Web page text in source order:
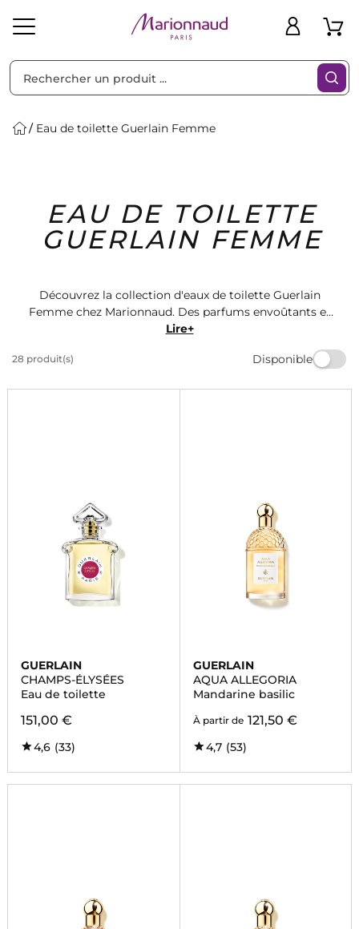
Solaire Homme Marques Idées
Cadeaux
Bons
Plans
Eau de toilette Guerlain Femme
EAU DE TOILETTE
GUERLAIN FEMME
Découvrez la collection d'eaux de toilette Guerlain
Femme chez Marionnaud. Des parfums envoûtants et
raffinés pour sublimer votre féminité. Choisissez parmi
vous séduire par des notes florales et fruitées. Offrez-
Lire+
28 produit(s) Disponible
Filtres
GUERLAIN
CHAMPS-ÉLYSÉES
Eau de toilette
151,00 €
4,6 (33)
GUERLAIN
AQUA ALLEGORIA
Mandarine basilic
À partir de 121,50 €
4,7 (53)